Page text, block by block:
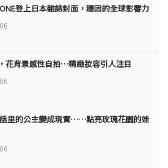
登上日本雜誌封面，穩固的全球影響力
花背景感性自拍…精緻妝容引人注目
里的公主變成現實……點亮玫瑰花園的娃